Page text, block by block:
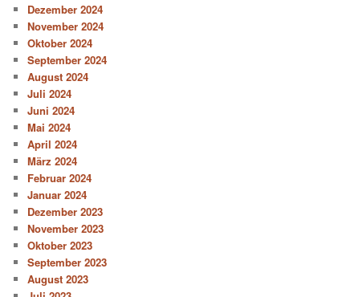
Dezember 2024
November 2024
Oktober 2024
September 2024
August 2024
Juli 2024
Juni 2024
Mai 2024
April 2024
März 2024
Februar 2024
Januar 2024
Dezember 2023
November 2023
Oktober 2023
September 2023
August 2023